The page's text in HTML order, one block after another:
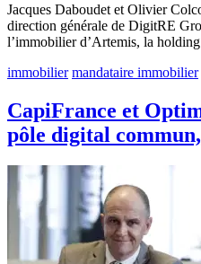
Jacques Daboudet et Olivier
direction générale de DigitRE
l’immobilier d’Artemis, la
immobilier mandataire immobilier
CapiFrance et
pôle digital